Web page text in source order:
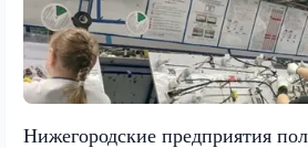
Нижегородские предприятия